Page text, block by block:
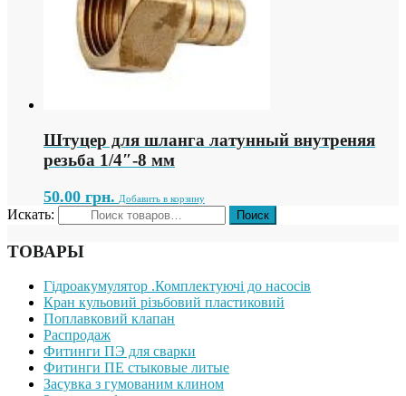
Штуцер для шланга латунный внутреняя
резьба 1/4″-8 мм
50.00 грн. Добавить в корзину
Искать:
ТОВАРЫ
Гідроакумулятор .Комплектуючі до насосів
Кран кульовий різьбовий пластиковий
Поплавковий клапан
Распродаж
Фитинги ПЭ для сварки
Фитинги ПЕ стыковые литые
Засувка з гумованим клином